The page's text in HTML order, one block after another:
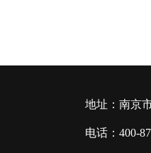
地址：南京
电话：400-